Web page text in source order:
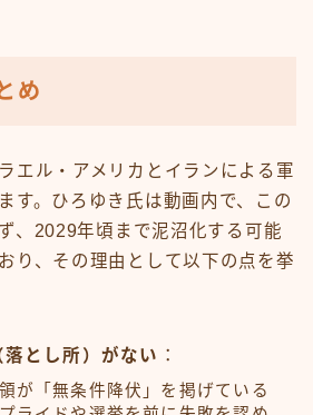
め
エル・アメリカとイランによる軍
す。ひろゆき氏は動画内で、この
、2029年頃まで泥沼化する可能
り、その理由として以下の点を挙
とし所）がない ：
が「無条件降伏」を掲げている